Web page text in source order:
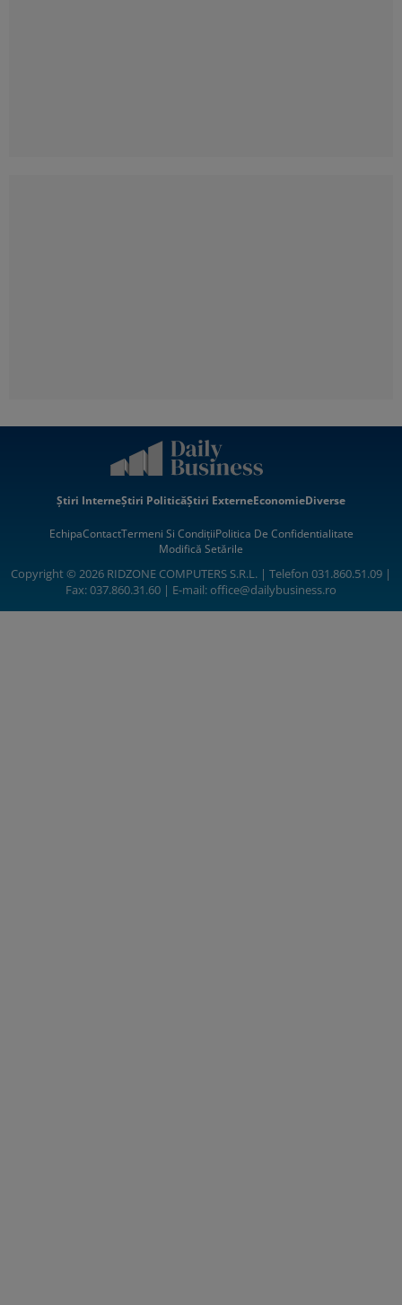
Știri InterneȘtiri PoliticăȘtiri ExterneEconomieDiverse
EchipaContactTermeni Si CondițiiPolitica De Confidentialitate
Modifică Setările
Copyright © 2026 RIDZONE COMPUTERS S.R.L. | Telefon 031.860.51.09 |
Fax: 037.860.31.60 | E-mail:office@dailybusiness.ro